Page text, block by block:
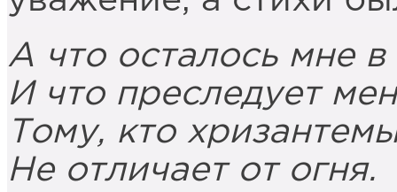
А что осталось мне
И что преследует
Тому, кто
Не отличает от огня.